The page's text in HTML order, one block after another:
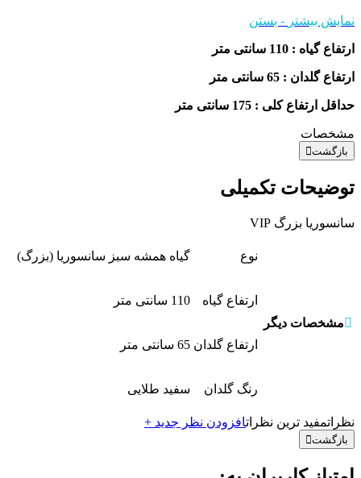
نمایش بیشتر - بستن
ارتفاع گیاه : 110 سانتی متر
ارتفاع گلدان : 65 سانتی متر
حداقل ارتفاع کلی : 175 سانتی متر
مشخصات
بازگشت
توضیحات تکمیلی
سانسوریا بزرگ VIP
مشخصات دیگر
نوع گیاه همشه سبز سانسوریا (بزرگ)
ارتفاع گیاه 110 سانتی متر
ارتفاع گلدان 65 سانتی متر
رنگ گلدان سفید طلایی
نظراتمفید ترین نظراتافزودن نظر جدید +
بازگشت